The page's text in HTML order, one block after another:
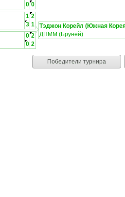
0 0
1 2
3 1
0 2
0 2
Тэджон Корейл (Южная
ДПММ (Бруней)
Победители турнира